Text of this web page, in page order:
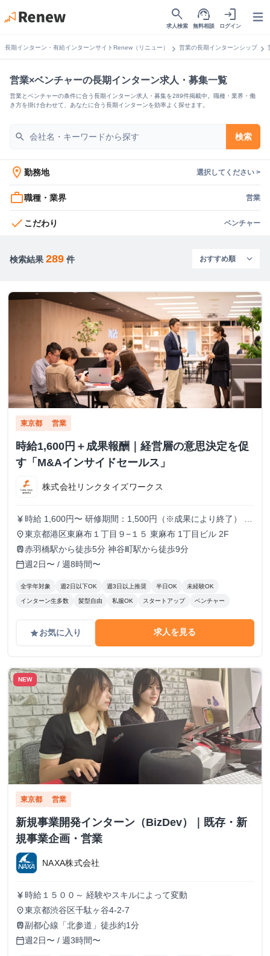
search
求人検索
support_agent
無料相談
login
ログイン
長期インターン・有給インターンサイトRenew（リニュー） chevron_right 営業の長期インターンシップchevron_right
営業×ベンチャーの長期インターン求人・募集一覧
営業とベンチャーの条件に合う長期インターン求人・募集を289件掲載中。職種・業界・働
き方を掛け合わせて、あなたに合う長期インターンを効率よく探せます。
search 検索
location_on 勤務地 選択してください >
work_outline職種・業界 営業
check こだわり ベンチャー
検索結果 289 件
東京都 営業
時給1,600円＋成果報酬｜経営層の意思決定を促
す「M&Aインサイドセールス」
株式会社リンクタイズワークス
currency_yen 時給 1,600円〜 研修期間：1,500円（※成果により終了） 研
修終了後：1,600円～ ＼アポ獲得によるインセンティブあり
／ 1件〜10件：10,000円 11件〜20件：20,000円 ※毎月獲
得件数の計算はリセットされます 給与モデル ■月48時間稼
働、アポ10件の場合：176,800円 内訳：48時間×時給1,600
円＋10件×インセンティブ10,000円 ■月80時間稼働、アポ20
place東京都港区東麻布１丁目９−１５ 東麻布 1丁目ビル 2F
train赤羽橋駅から徒歩5分 神谷町駅から徒歩9分
calendar_today週2日〜 / 週8時間〜
全学年対象 週2日以下OK 週3日以上推奨 半日OK 未経験OK
インターン生多数 髪型自由 私服OK スタートアップ ベンチャー
gradeお気に入り 求人を見る
NEW
東京都 営業
新規事業開発インターン（BizDev）｜既存・新
規事業企画・営業
NAXA株式会社
currency_yen 時給１５００～ 経験やスキルによって変動
place東京都渋谷区千駄ヶ谷4-2-7
train副都心線「北参道」徒歩約1分
calendar_today週2日〜 / 週3時間〜